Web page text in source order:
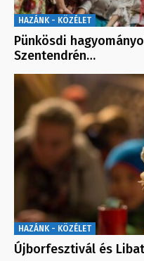
HAZÁNK - KÖZÉLET
Pünkösdi
Szentendrén…
HAZÁNK - KÖZÉLET
Újborfesztivál és